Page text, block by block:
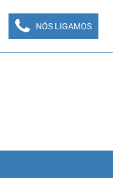
NÓS LIGAMOS